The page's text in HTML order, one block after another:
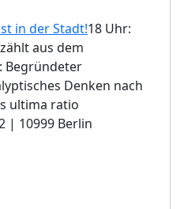
in der Stadt!18 Uhr:
aus dem
Begründeter
Denken nach
ultima ratio
| 10999 Berlin